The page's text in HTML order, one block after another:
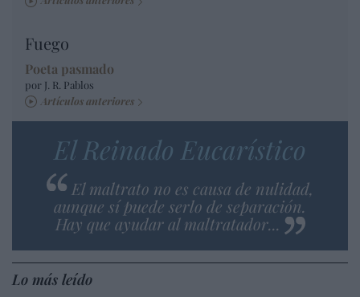
Fuego
Poeta pasmado
por J. R. Pablos
Artículos anteriores
El Reinado Eucarístico
El maltrato no es causa de nulidad,
aunque sí puede serlo de separación.
Hay que ayudar al maltratador...
Lo más leído